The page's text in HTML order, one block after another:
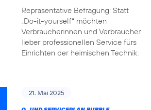
Repräsentative Befragung: Statt
„Do-it-yourself“ möchten
Verbraucherinnen und Verbraucher
lieber professionellen Service fürs
Einrichten der heimischen Technik.
21. Mai 2025